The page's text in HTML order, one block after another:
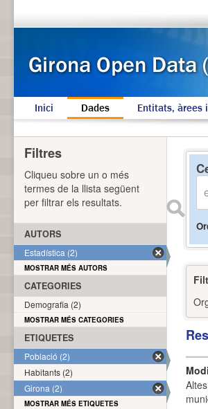
Inici Dades Entitats, àrees
Filtres
Cliqueu sobre un o més
termes de la llista següent
per filtrar els resultats.
AUTORS
Estadística (2)
MOSTRAR MÉS AUTORS
CATEGORIES
Demografia (2)
MOSTRAR MÉS CATEGORIES
ETIQUETES
Població (2)
Habitants (2)
Girona (2)
MOSTRAR MÉS ETIQUETES